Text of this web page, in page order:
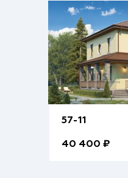
57-11
40 400 ₽